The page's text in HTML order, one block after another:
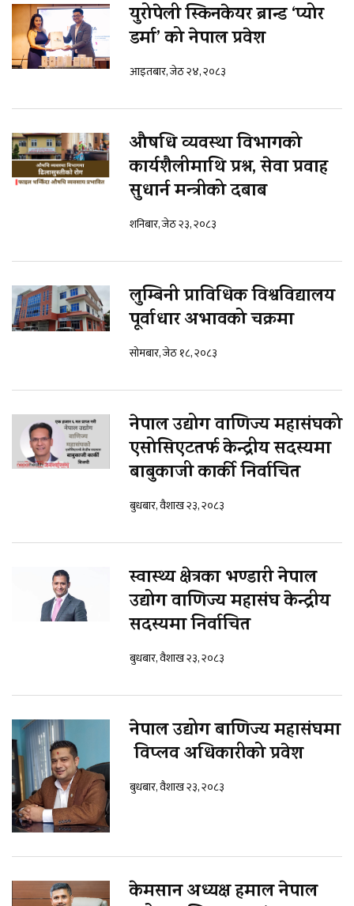
युरोपेली स्किनकेयर ब्रान्ड ‘प्योर
डर्मा’ को नेपाल प्रवेश
आइतबार, जेठ २४, २०८३
औषधि व्यवस्था विभागको
कार्यशैलीमाथि प्रश्न, सेवा प्रवाह
सुधार्न मन्त्रीको दबाब
शनिबार, जेठ २३, २०८३
लुम्बिनी प्राविधिक विश्वविद्यालय
पूर्वाधार अभावको चक्रमा
सोमबार, जेठ १८, २०८३
नेपाल उद्योग वाणिज्य महासंघको
एसोसिएटतर्फ केन्द्रीय सदस्यमा
बाबुकाजी कार्की निर्वाचित
बुधबार, वैशाख २३, २०८३
स्वास्थ्य क्षेत्रका भण्डारी नेपाल
उद्योग वाणिज्य महासंघ केन्द्रीय
सदस्यमा निर्वाचित
बुधबार, वैशाख २३, २०८३
नेपाल उद्योग बाणिज्य महासंघमा
विप्लव अधिकारीको प्रवेश
बुधबार, वैशाख २३, २०८३
केमसान अध्यक्ष हमाल नेपाल